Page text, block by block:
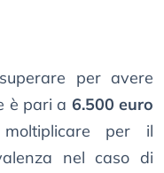
per avere
è pari a 6.500 euro
per il
nel caso di